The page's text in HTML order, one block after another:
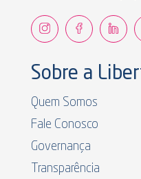
Sobre a
Quem Somos
Fale Conosco
Governança
Transparência